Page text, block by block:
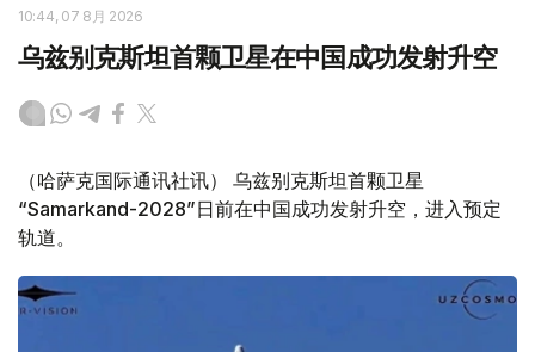
10:44, 07 8月 2026
乌兹别克斯坦首颗卫星在中国成功发射升空
（哈萨克国际通讯社讯） 乌兹别克斯坦首颗卫星
“Samarkand-2028”日前在中国成功发射升空，进入预定
轨道。